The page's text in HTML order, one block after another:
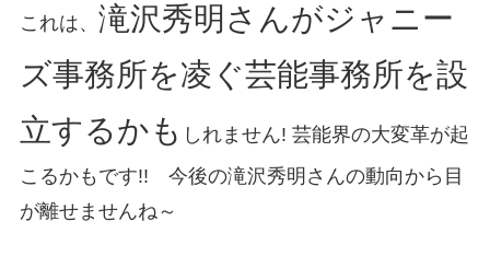
これは、 滝沢秀明さんがジャニー
ズ事務所を凌ぐ芸能事務所を設
立するかも しれません! 芸能界の大変革が起
こるかもです!! 今後の滝沢秀明さんの動向から目
が離せませんね～